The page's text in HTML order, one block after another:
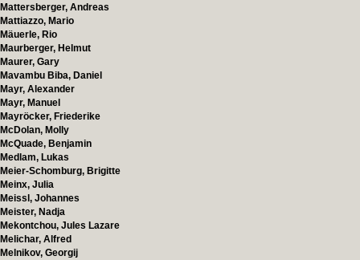
Mattersberger, Andreas
Mattiazzo, Mario
Mäuerle, Rio
Maurberger, Helmut
Maurer, Gary
Mavambu Biba, Daniel
Mayr, Alexander
Mayr, Manuel
Mayröcker, Friederike
McDolan, Molly
McQuade, Benjamin
Medlam, Lukas
Meier-Schomburg, Brigitte
Meinx, Julia
Meissl, Johannes
Meister, Nadja
Mekontchou, Jules Lazare
Melichar, Alfred
Melnikov, Georgij